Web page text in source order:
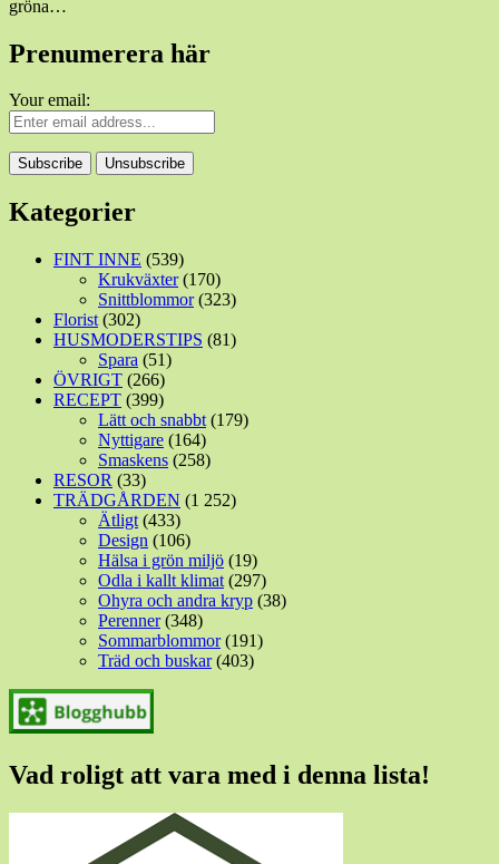
gröna…
Prenumerera här
Your email:
Kategorier
FINT INNE (539)
Krukväxter(170)
Snittblommor(323)
Florist (302)
HUSMODERSTIPS (81)
Spara (51)
ÖVRIGT (266)
RECEPT (399)
Lätt och snabbt (179)
Nyttigare (164)
Smaskens (258)
RESOR (33)
TRÄDGÅRDEN (1 252)
Ätligt (433)
Design (106)
Hälsa i grön miljö (19)
Odla i kallt klimat (297)
Ohyra och andra kryp (38)
Perenner(348)
Sommarblommor(191)
Träd och buskar(403)
Vad roligt att vara med i denna lista!